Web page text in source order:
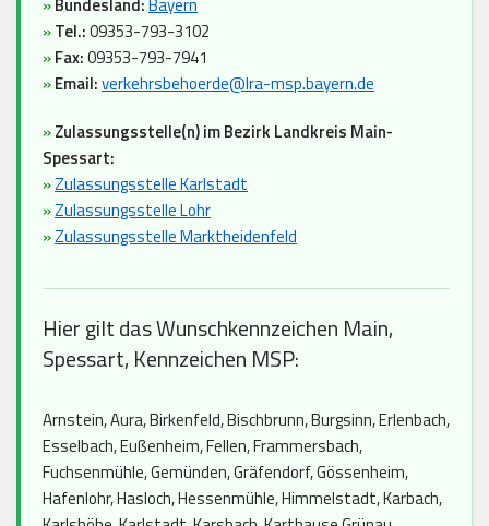
»Tel.:09353-793-3102
»Fax:09353-793-7941
»Email:verkehrsbehoerde@lra-msp.bayern.de
»Zulassungsstelle(n) im Bezirk Landkreis Main-
Spessart:
»Zulassungsstelle Karlstadt
»Zulassungsstelle Lohr
»Zulassungsstelle Marktheidenfeld
Hier gilt das Wunschkennzeichen Main,
Spessart, Kennzeichen MSP:
Arnstein, Aura, Birkenfeld, Bischbrunn, Burgsinn, Erlenbach,
Esselbach, Eußenheim, Fellen, Frammersbach,
Fuchsenmühle, Gemünden, Gräfendorf, Gössenheim,
Hafenlohr, Hasloch, Hessenmühle, Himmelstadt, Karbach,